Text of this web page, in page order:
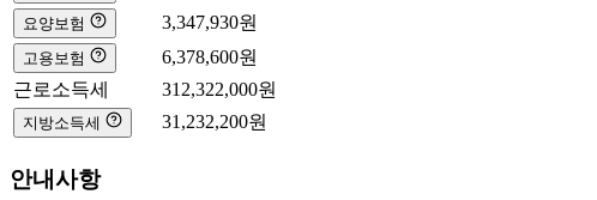
요양보험 3,347,930원
고용보험 6,378,600원
근로소득세
312,322,000원
지방소득세 31,232,200원
안내사항